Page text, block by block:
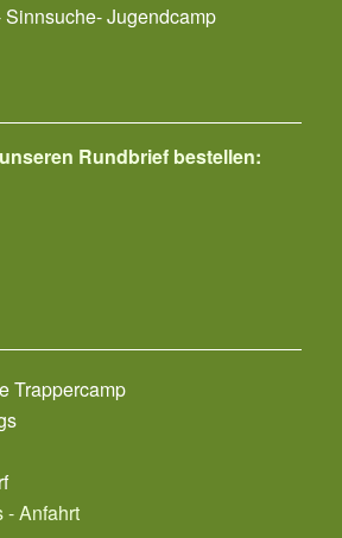
Jugendcamp
Rundbrief bestellen:
Trappercamp
- Anfahrt